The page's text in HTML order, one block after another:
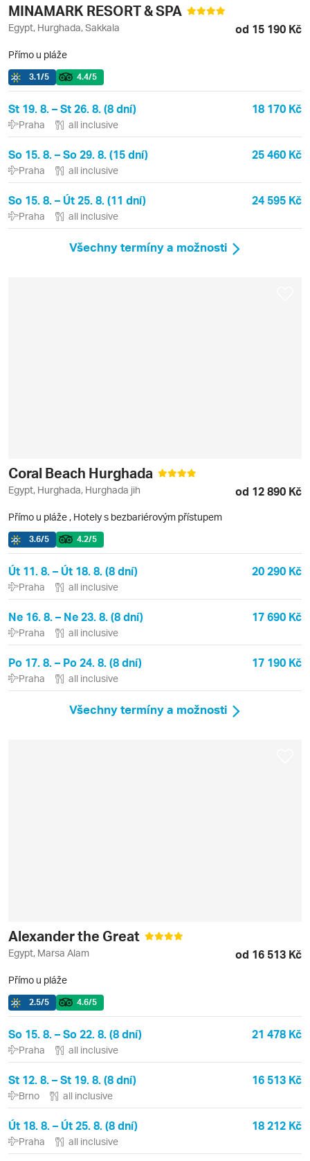
MINAMARK RESORT & SPA
Egypt, Hurghada, Sakkala od 15 190 Kč
Přímo u pláže
3.1/5 4.4/5
St 19. 8. – St 26. 8. (8 dní) 18 170 Kč
Praha all inclusive
So 15. 8. – So 29. 8. (15 dní) 25 460 Kč
Praha all inclusive
So 15. 8. – Út 25. 8. (11 dní) 24 595 Kč
Praha all inclusive
Všechny termíny a možnosti
Coral Beach Hurghada
Egypt, Hurghada, Hurghada jih od 12 890 Kč
Přímo u pláže , Hotely s bezbariérovým přístupem
3.6/5 4.2/5
Út 11. 8. – Út 18. 8. (8 dní) 20 290 Kč
Praha all inclusive
Ne 16. 8. – Ne 23. 8. (8 dní) 17 690 Kč
Praha all inclusive
Po 17. 8. – Po 24. 8. (8 dní) 17 190 Kč
Praha all inclusive
Všechny termíny a možnosti
Alexander the Great
Egypt, Marsa Alam od 16 513 Kč
Přímo u pláže
2.5/5 4.6/5
So 15. 8. – So 22. 8. (8 dní) 21 478 Kč
Praha all inclusive
St 12. 8. – St 19. 8. (8 dní) 16 513 Kč
Brno all inclusive
Út 18. 8. – Út 25. 8. (8 dní) 18 212 Kč
Praha all inclusive